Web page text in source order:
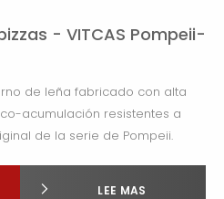
- VITCAS Pompeii-
de leña fabricado con alta
acumulación resistentes a
de la serie de Pompeii.
LEE MAS